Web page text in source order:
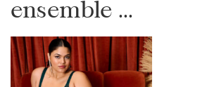
ensemble ...